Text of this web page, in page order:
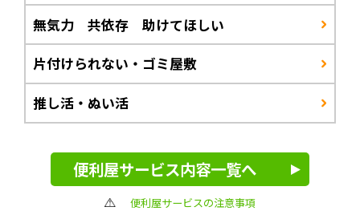
無気力 共依存 助けてほしい
片付けられない・ゴミ屋敷
推し活・ぬい活
便利屋サービス内容一覧へ
便利屋サービスの注意事項